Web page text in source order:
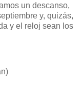
un descanso,
y, quizás,
y el reloj sean los